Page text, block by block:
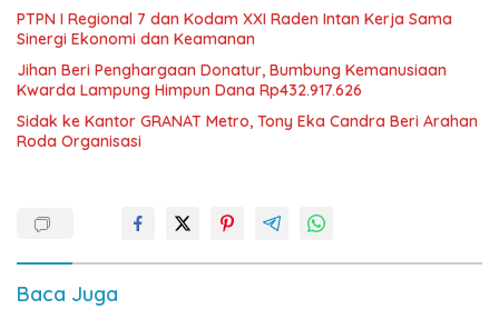
PTPN I Regional 7 dan Kodam XXI Raden Intan Kerja Sama
Sinergi Ekonomi dan Keamanan
Jihan Beri Penghargaan Donatur, Bumbung Kemanusiaan
Kwarda Lampung Himpun Dana Rp432.917.626
‎Sidak ke Kantor GRANAT Metro, Tony Eka Candra Beri Arahan
Roda Organisasi
Baca Juga